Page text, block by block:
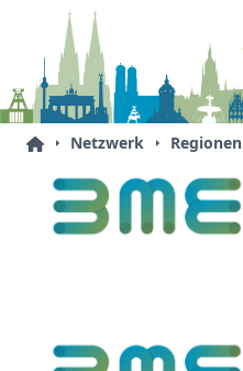
Netzwerk Regionen